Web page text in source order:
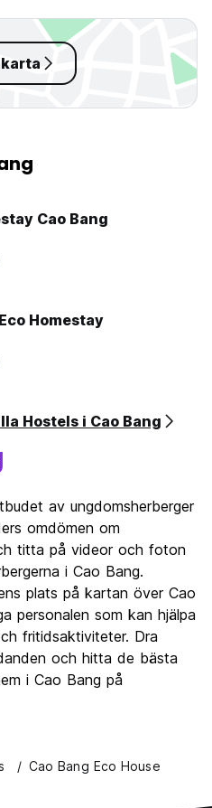
Cao Bang
Homestay
Hostels i Cao Bang
av ungdomsherberger
omdömen om
titta på videor och foton
i Cao Bang.
plats på kartan över Cao
personalen som kan hjälpa
fritidsaktiviteter. Dra
och hitta de bästa
i Cao Bang på
Cao Bang Eco House